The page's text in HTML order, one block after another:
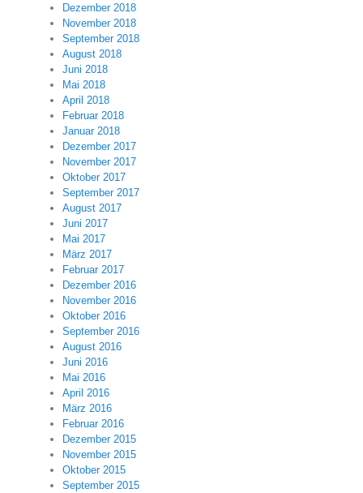
Dezember 2018
November 2018
September 2018
August 2018
Juni 2018
Mai 2018
April 2018
Februar 2018
Januar 2018
Dezember 2017
November 2017
Oktober 2017
September 2017
August 2017
Juni 2017
Mai 2017
März 2017
Februar 2017
Dezember 2016
November 2016
Oktober 2016
September 2016
August 2016
Juni 2016
Mai 2016
April 2016
März 2016
Februar 2016
Dezember 2015
November 2015
Oktober 2015
September 2015